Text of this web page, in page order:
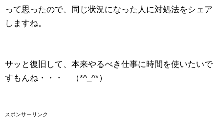
って思ったので、同じ状況になった人に対処法をシェア
しますね。
サッと復旧して、本来やるべき仕事に時間を使いたいで
すもんね・・・ （*^_^*）
スポンサーリンク